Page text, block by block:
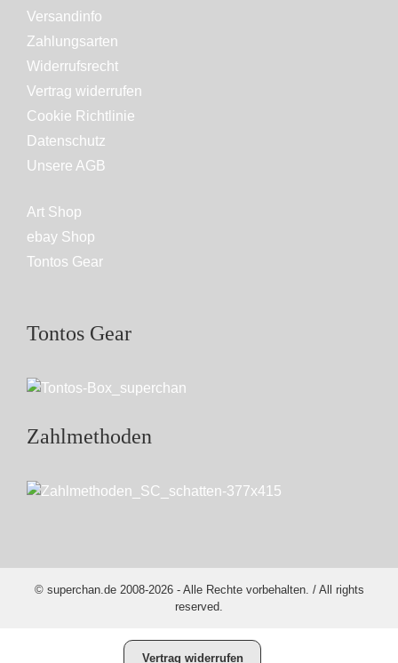
Versandinfo
Zahlungsarten
Widerrufsrecht
Vertrag widerrufen
Cookie Richtlinie
Datenschutz
Unsere AGB
Art Shop
ebay Shop
Tontos Gear
Tontos Gear
Zahlmethoden
© superchan.de 2008-2026 - Alle Rechte vorbehalten. / All rights
reserved.
Vertrag widerrufen